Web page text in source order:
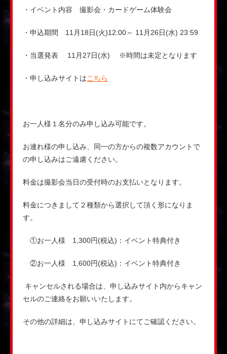
・イベント内容 撮影会・カードゲーム体験会
・申込期間 11月18日(火)12:00～ 11月26日(水) 23:59
・当選発表 11月27日(水) ※時間は未定となります
・申し込みサイトはこちら
お一人様１名分のみ申し込み可能です。
お連れ様の申し込み、同一の方からの複数アカウントで
の申し込みはご遠慮ください。
料金は撮影会当日の受付時のお支払いとなります。
料金につきまして２種類から選択して頂く形になりま
す。
①お一人様 1,300円(税込)：イベント特典付き
②お一人様 1,600円(税込)：イベント特典付き
キャンセルされる場合は、申し込みサイト内からキャン
セルのご連絡をお願いいたします。
その他の詳細は、申し込みサイトにてご確認ください。